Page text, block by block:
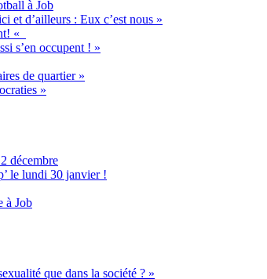
à Job
et d’ailleurs : Eux c’est nous »
«
s’en occupent ! »
de quartier »
»
décembre
le lundi 30 janvier !
à Job
que dans la société ? »